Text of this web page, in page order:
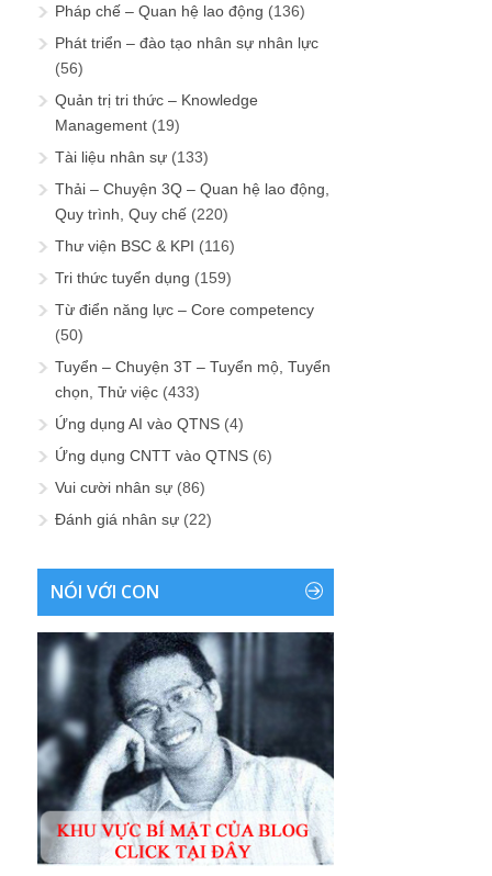
Pháp chế – Quan hệ lao động (136)
Phát triển – đào tạo nhân sự nhân lực
(56)
Quản trị tri thức – Knowledge
Management (19)
Tài liệu nhân sự (133)
Thải – Chuyện 3Q – Quan hệ lao động,
Quy trình, Quy chế (220)
Thư viện BSC & KPI (116)
Tri thức tuyển dụng (159)
Từ điển năng lực – Core competency
(50)
Tuyển – Chuyện 3T – Tuyển mộ, Tuyển
chọn, Thử việc (433)
Ứng dụng AI vào QTNS (4)
Ứng dụng CNTT vào QTNS (6)
Vui cười nhân sự (86)
Đánh giá nhân sự (22)
NÓI VỚI CON